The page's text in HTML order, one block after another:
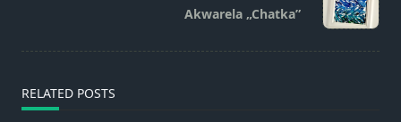
Akwarela „Chatka”
RELATED POSTS